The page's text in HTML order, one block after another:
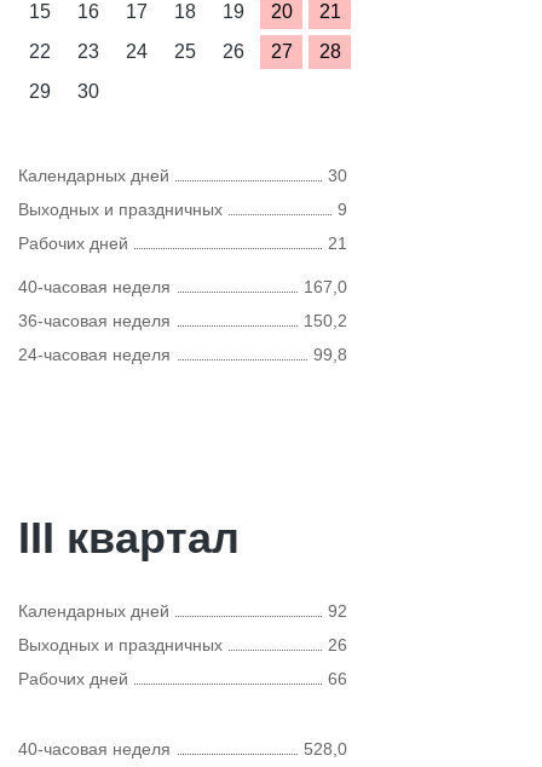
15
16 17 18 19 20
21
22
23 24 25 26 27
28
29
30
Календарных дней
30
Выходных и праздничных
9
Рабочих дней
21
40-часовая неделя
167,0
36-часовая неделя
150,2
24-часовая неделя
99,8
III квартал
Календарных дней
92
Выходных и праздничных
26
Рабочих дней
66
40-часовая неделя 528,0